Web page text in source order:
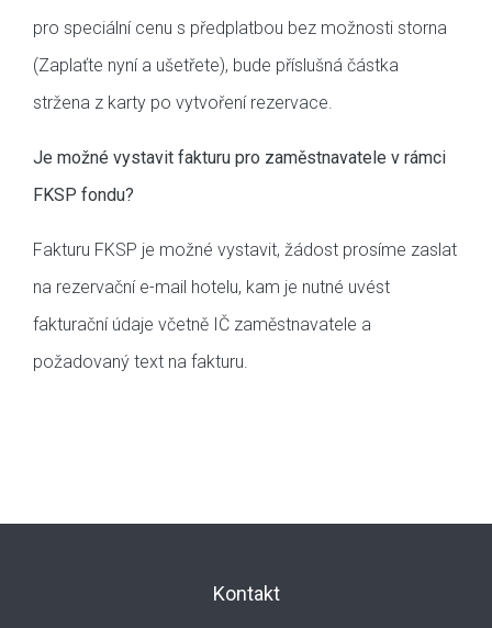
pro speciální cenu s předplatbou bez možnosti storna
(Zaplaťte nyní a ušetřete), bude příslušná částka
stržena z karty po vytvoření rezervace.
Je možné vystavit fakturu pro zaměstnavatele v rámci
FKSP fondu?
Fakturu FKSP je možné vystavit, žádost prosíme zaslat
na rezervační e-mail hotelu, kam je nutné uvést
fakturační údaje včetně IČ zaměstnavatele a
požadovaný text na fakturu.
Kontakt